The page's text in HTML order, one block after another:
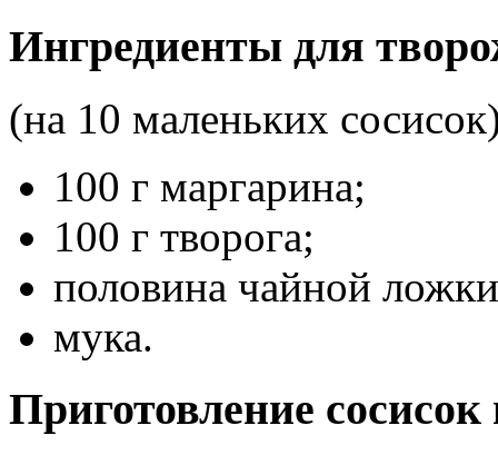
Ингредиенты для
(на 10 маленьких
100 г маргарина;
100 г творога;
половина чайной
мука.
Приготовление сосисок